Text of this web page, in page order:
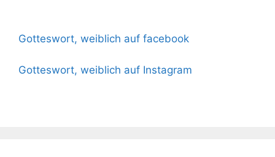
Gotteswort, weiblich auf facebook
Gotteswort, weiblich auf Instagram